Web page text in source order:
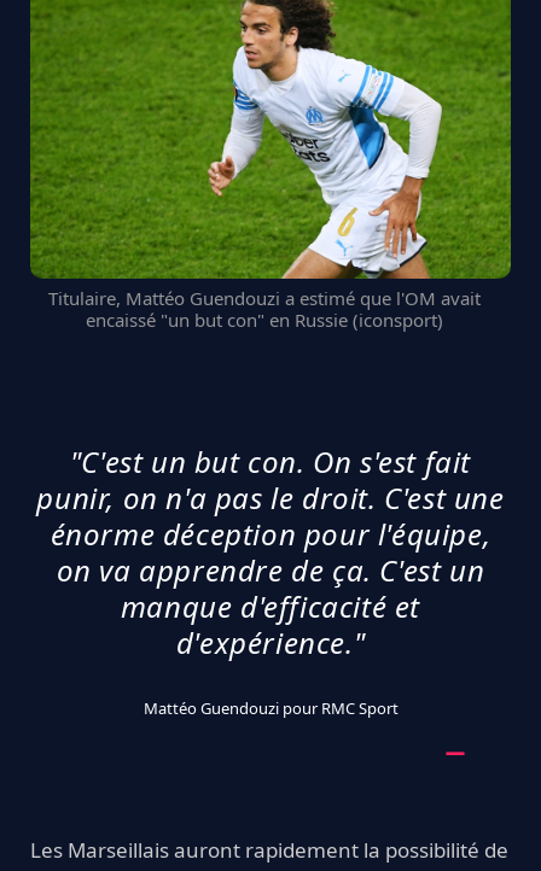
Titulaire, Mattéo Guendouzi a estimé que l'OM avait
encaissé "un but con" en Russie (iconsport)
"C'est un but con. On s'est fait
punir, on n'a pas le droit. C'est une
énorme déception pour l'équipe,
on va apprendre de ça. C'est un
manque d'efficacité et
d'expérience."
Mattéo Guendouzi pour RMC Sport
Les Marseillais auront rapidement la possibilité de